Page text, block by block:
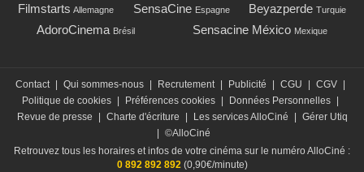
Filmstarts Allemagne SensaCine Espagne Beyazperde Turquie
AdoroCinema Brésil Sensacine México Mexique
Contact Qui sommes-nous Recrutement Publicité CGU CGV
Politique de cookies
Préférences cookies Données Personnelles
Revue de presse
Charte d'écriture Les services AlloCiné
Gérer Utiq
©AlloCiné
Retrouvez tous les horaires et infos de votre cinéma sur le numéro AlloCiné :
0 892 892 892(0,90€/minute)